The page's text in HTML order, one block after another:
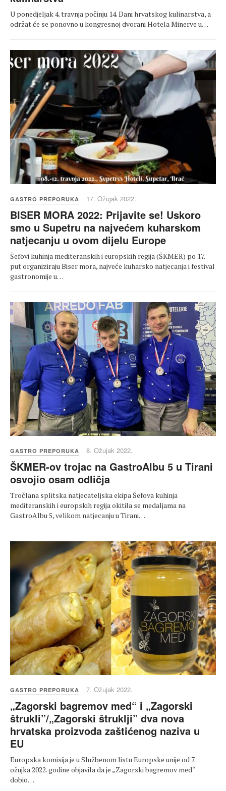
U ponedjeljak 4. travnja počinju 14. Dani hrvatskog kulinarstva, a
održat će se ponovno u kongresnoj dvorani Hotela Minerve u…
GASTRO PREPORUKA 17. Ožujak 2022.
BISER MORA 2022: Prijavite se! Uskoro
smo u Supetru na najvećem kuharskom
natjecanju u ovom dijelu Europe
Šefovi kuhinja mediteranskih i europskih regija (ŠKMER) po 17.
put organiziraju Biser mora, najveće kuharsko natjecanja i festival
gastronomije u…
GASTRO PREPORUKA 8. Ožujak 2022.
ŠKMER-ov trojac na GastroAlbu 5 u Tirani
osvojio osam odličja
Tročlana splitska natjecateljska ekipa Šefova kuhinja
mediteranskih i europskih regija okitila se medaljama na
GastroAlbu 5, velikom natjecanju u Tirani…
GASTRO PREPORUKA 7. Ožujak 2022.
„Zagorski bagremov med“ i „Zagorski
štrukli”/„Zagorski štruklji” dva nova
hrvatska proizvoda zaštićenog naziva u
EU
Europska komisija je u Službenom listu Europske unije od 7.
ožujka 2022. godine objavila da je „Zagorski bagremov med“
dobio…